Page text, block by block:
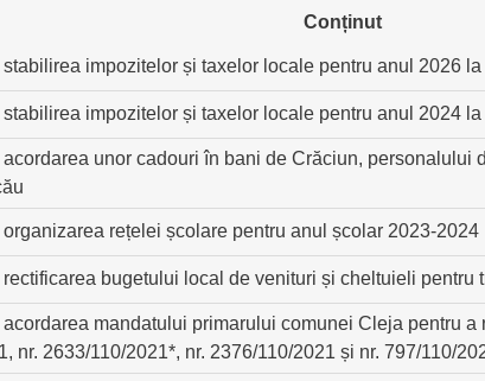
Conținut
stabilirea impozitelor și taxelor locale pentru anul 2026
stabilirea impozitelor și taxelor locale pentru anul 2024
unor cadouri în bani de Crăciun,
rețelei școlare pentru anul școlar 2023-2024
bugetului local de venituri și cheltuieli pentru
acordarea mandatului primarului comunei Cleja pentru
nr. 2633/110/2021*, nr. 2376/110/2021 și nr. 797/110/